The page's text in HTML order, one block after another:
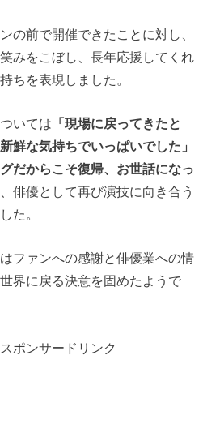
の前で開催できたことに対し、
みをこぼし、長年応援してくれ
ちを表現しました。
いては 「現場に戻ってきたと
鮮な気持ちでいっぱいでした」
だからこそ復帰、お世話になっ
俳優として再び演技に向き合う
た。
ファンへの感謝と俳優業への情
界に戻る決意を固めたようで
ドリンク